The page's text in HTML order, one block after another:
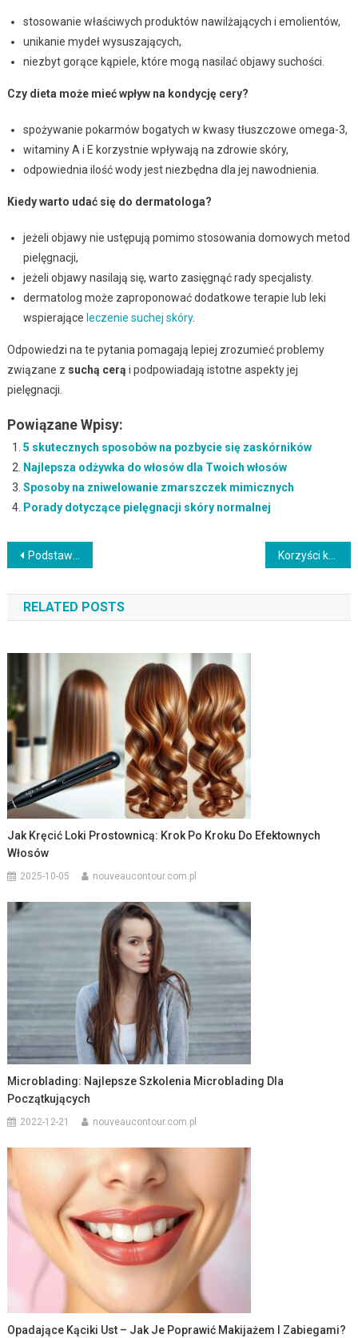
stosowanie właściwych produktów nawilżających i emolientów,
unikanie mydeł wysuszających,
niezbyt gorące kąpiele, które mogą nasilać objawy suchości.
Czy dieta może mieć wpływ na kondycję cery?
spożywanie pokarmów bogatych w kwasy tłuszczowe omega-3,
witaminy A i E korzystnie wpływają na zdrowie skóry,
odpowiednia ilość wody jest niezbędna dla jej nawodnienia.
Kiedy warto udać się do dermatologa?
jeżeli objawy nie ustępują pomimo stosowania domowych metod
pielęgnacji,
jeżeli objawy nasilają się, warto zasięgnąć rady specjalisty.
dermatolog może zaproponować dodatkowe terapie lub leki
wspierające leczenie suchej skóry.
Odpowiedzi na te pytania pomagają lepiej zrozumieć problemy
związane z suchą cerą i podpowiadają istotne aspekty jej
pielęgnacji.
Powiązane Wpisy:
5 skutecznych sposobów na pozbycie się zaskórników
Najlepsza odżywka do włosów dla Twoich włosów
Sposoby na zniwelowanie zmarszczek mimicznych
Porady dotyczące pielęgnacji skóry normalnej
Nawigacja
wpisu
Podstawowe akcesoria fryzjerskie – co powinno być w salonie? Korzyści kąpieli z owsianką: nawilżenie i łagodzenie podrażnień
RELATED POSTS
Jak Kręcić Loki Prostownicą: Krok Po Kroku Do Efektownych
Włosów
2025-10-05 nouveaucontour.com.pl
Microblading: Najlepsze Szkolenia Microblading Dla
Początkujących
2022-12-21 nouveaucontour.com.pl
Opadające Kąciki Ust – Jak Je Poprawić Makijażem I Zabiegami?